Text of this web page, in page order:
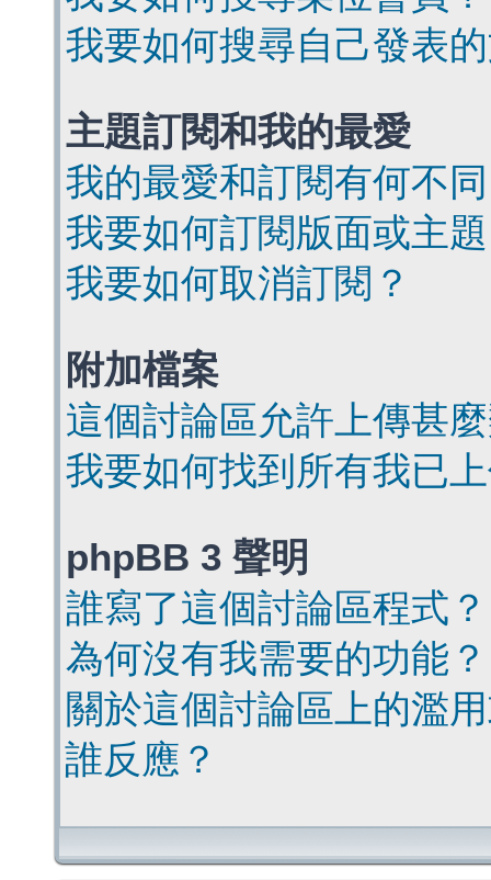
我要如何搜尋自己發表
主題訂閱和我的最愛
我的最愛和訂閱有何不
我要如何訂閱版面或主
我要如何取消訂閱？
附加檔案
這個討論區允許上傳甚
我要如何找到所有我已
phpBB 3 聲明
誰寫了這個討論區程式？
為何沒有我需要的功能？
關於這個討論區上的濫
誰反應？